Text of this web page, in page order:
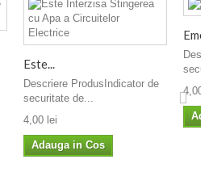
Este...
Descriere ProdusIndicator de
securitate de...
4,00 lei
Adauga in Cos
4,00